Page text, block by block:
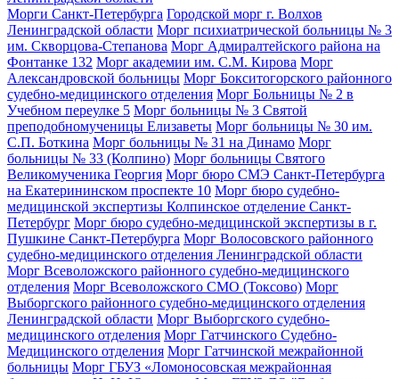
Морги Санкт-Петербурга Городской морг г. Волхов
Ленинградской области Морг психиатрической больницы № 3
им. Скворцова-Степанова Морг Адмиралтейского района на
Фонтанке 132 Морг академии им. С.М. Кирова Морг
Александровской больницы Морг Бокситогорского районного
судебно-медицинского отделения Морг Больницы № 2 в
Учебном переулке 5 Морг больницы № 3 Святой
преподобномученицы Елизаветы Морг больницы № 30 им.
С.П. Боткина Морг больницы № 31 на Динамо Морг
больницы № 33 (Колпино) Морг больницы Святого
Великомученика Георгия Морг бюро СМЭ Санкт-Петербурга
на Екатерининском проспекте 10 Морг бюро судебно-
медицинской экспертизы Колпинское отделение Санкт-
Петербург Морг бюро судебно-медицинской экспертизы в г.
Пушкине Санкт-Петербурга Морг Волосовского районного
судебно-медицинского отделения Ленинградской области
Морг Всеволожского районного судебно-медицинского
отделения Морг Всеволожского СМО (Токсово) Морг
Выборгского районного судебно-медицинского отделения
Ленинградской области Морг Выборгского судебно-
медицинского отделения Морг Гатчинского Судебно-
Медицинского отделения Морг Гатчинской межрайонной
больницы Морг ГБУЗ «Ломоносовская межрайонная